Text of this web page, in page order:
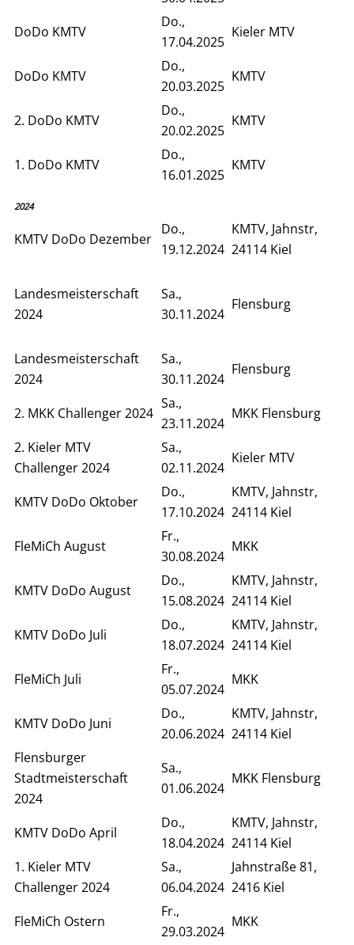
DoDo KMTV
Do.,
17.04.2025
Kieler MTV
DoDo KMTV
Do.,
20.03.2025
KMTV
2. DoDo KMTV
Do.,
20.02.2025
KMTV
1. DoDo KMTV
Do.,
16.01.2025
KMTV
2024
KMTV DoDo Dezember
Do.,
19.12.2024
KMTV, Jahnstr,
24114 Kiel
Landesmeisterschaft
2024
Sa.,
30.11.2024
Flensburg
Landesmeisterschaft
2024
Sa.,
30.11.2024
Flensburg
2. MKK Challenger 2024
Sa.,
23.11.2024
MKK Flensburg
2. Kieler MTV
Challenger 2024
Sa.,
02.11.2024
Kieler MTV
KMTV DoDo Oktober
Do.,
17.10.2024
KMTV, Jahnstr,
24114 Kiel
FleMiCh August
Fr.,
30.08.2024
MKK
KMTV DoDo August
Do.,
15.08.2024
KMTV, Jahnstr,
24114 Kiel
KMTV DoDo Juli
Do.,
18.07.2024
KMTV, Jahnstr,
24114 Kiel
FleMiCh Juli
Fr.,
05.07.2024
MKK
KMTV DoDo Juni
Do.,
20.06.2024
KMTV, Jahnstr,
24114 Kiel
Flensburger
Stadtmeisterschaft
2024
Sa.,
01.06.2024
MKK Flensburg
KMTV DoDo April
Do.,
18.04.2024
KMTV, Jahnstr,
24114 Kiel
1. Kieler MTV
Challenger 2024
Sa.,
06.04.2024
Jahnstraße 81,
2416 Kiel
FleMiCh Ostern
Fr.,
29.03.2024
MKK